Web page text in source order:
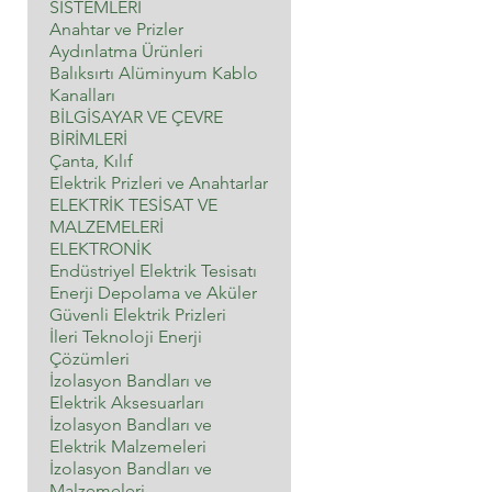
SİSTEMLERİ
Anahtar ve Prizler
Aydınlatma Ürünleri
Balıksırtı Alüminyum Kablo
Kanalları
BİLGİSAYAR VE ÇEVRE
BİRİMLERİ
Çanta, Kılıf
Elektrik Prizleri ve Anahtarlar
ELEKTRİK TESİSAT VE
MALZEMELERİ
ELEKTRONİK
Endüstriyel Elektrik Tesisatı
Enerji Depolama ve Aküler
Güvenli Elektrik Prizleri
İleri Teknoloji Enerji
Çözümleri
İzolasyon Bandları ve
Elektrik Aksesuarları
İzolasyon Bandları ve
Elektrik Malzemeleri
İzolasyon Bandları ve